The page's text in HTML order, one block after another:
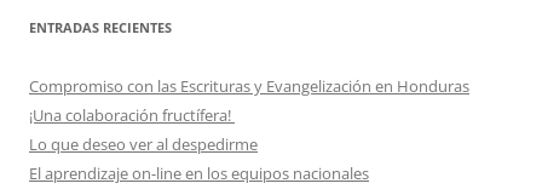
ENTRADAS RECIENTES
Compromiso con las Escrituras y Evangelización en Honduras
¡Una colaboración fructífera!
Lo que deseo ver al despedirme
El aprendizaje on-line en los equipos nacionales